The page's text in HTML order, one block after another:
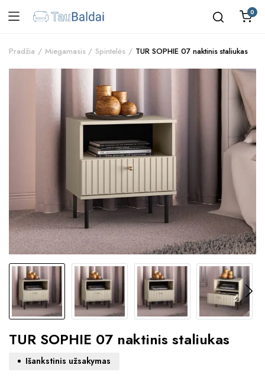
0
Pradžia Miegamasis Spintelės TUR SOPHIE 07 naktinis staliukas
TUR SOPHIE 07 naktinis staliukas
Išankstinis užsakymas